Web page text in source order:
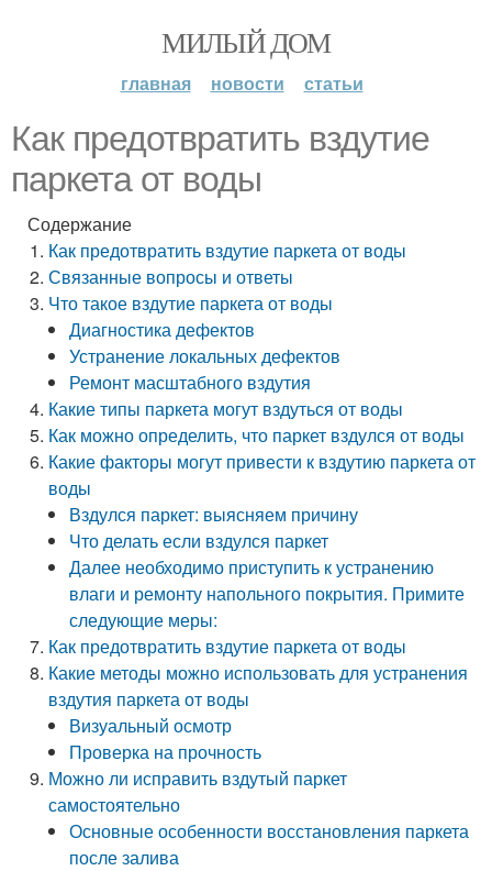
МИЛЫЙ ДОМ
главная новости статьи
Как предотвратить вздутие
паркета от воды
Содержание
Как предотвратить вздутие паркета от воды
Связанные вопросы и ответы
Что такое вздутие паркета от воды
Диагностика дефектов
Устранение локальных дефектов
Ремонт масштабного вздутия
Какие типы паркета могут вздуться от воды
Как можно определить, что паркет вздулся от воды
Какие факторы могут привести к вздутию паркета от
воды
Вздулся паркет: выясняем причину
Что делать если вздулся паркет
Далее необходимо приступить к устранению
влаги и ремонту напольного покрытия. Примите
следующие меры:
Как предотвратить вздутие паркета от воды
Какие методы можно использовать для устранения
вздутия паркета от воды
Визуальный осмотр
Проверка на прочность
Можно ли исправить вздутый паркет
самостоятельно
Основные особенности восстановления паркета
после залива